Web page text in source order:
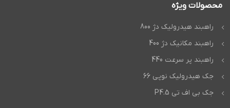
محصولات ویژه
راهبند هیدرولیک دژ 800
راهبند مکانیک دژ 400
راهبند پر سرعت 440
جک هیدرولیک نوپی 66
جک بی اف تی P4.5